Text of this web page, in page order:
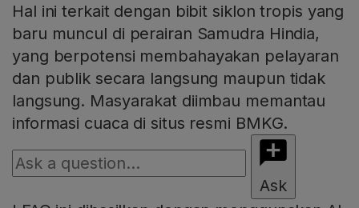
Hal ini terkait dengan bibit siklon tropis yang
baru muncul di perairan Samudra Hindia,
yang berpotensi membahayakan pelayaran
dan publik secara langsung maupun tidak
langsung. Masyarakat diimbau memantau
informasi cuaca di situs resmi BMKG.
Ask